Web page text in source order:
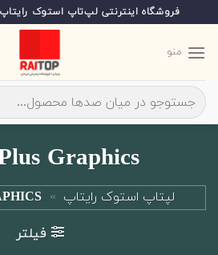
to
content
فروشگاه اینترنتی لپ‌تاپ استوک رایتاپ
منو
جستجو
برای:
Graphics
لپتاپ استوک رایتاپ »
فیلتر